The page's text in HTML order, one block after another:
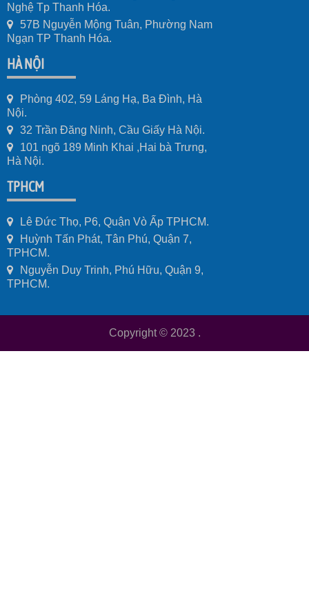
Nghệ Tp Thanh Hóa.
57B Nguyễn Mộng Tuân, Phường Nam
Ngạn TP Thanh Hóa.
HÀ NỘI
Phòng 402, 59 Láng Hạ, Ba Đình, Hà
Nội.
32 Trần Đăng Ninh, Cầu Giấy Hà Nội.
101 ngõ 189 Minh Khai ,Hai bà Trưng,
Hà Nội.
TPHCM
Lê Đức Thọ, P6, Quận Vò Ấp TPHCM.
Huỳnh Tấn Phát, Tân Phú, Quận 7,
TPHCM.
Nguyễn Duy Trinh, Phú Hữu, Quận 9,
TPHCM.
Copyright © 2023 .